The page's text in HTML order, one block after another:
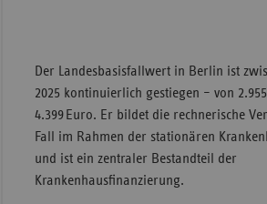
Der Landesbasisfallwert in Berlin ist
2025 kontinuierlich gestiegen – von
4.399 Euro. Er bildet die rechnerische
Fall im Rahmen der stationären
und ist ein zentraler Bestandteil der
Krankenhausfinanzierung.